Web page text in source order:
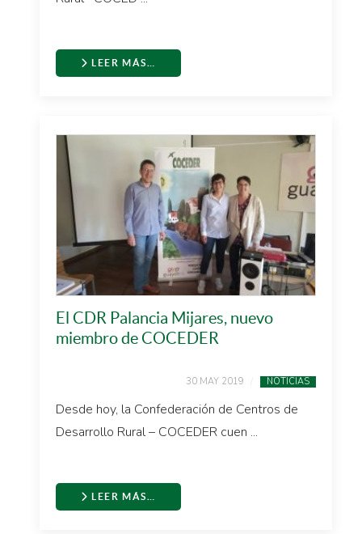
LEER MÁS…
El CDR Palancia Mijares, nuevo
miembro de COCEDER
30 MAY 2019 NOTICIAS
Desde hoy, la Confederación de Centros de
Desarrollo Rural – COCEDER cuen ...
LEER MÁS…